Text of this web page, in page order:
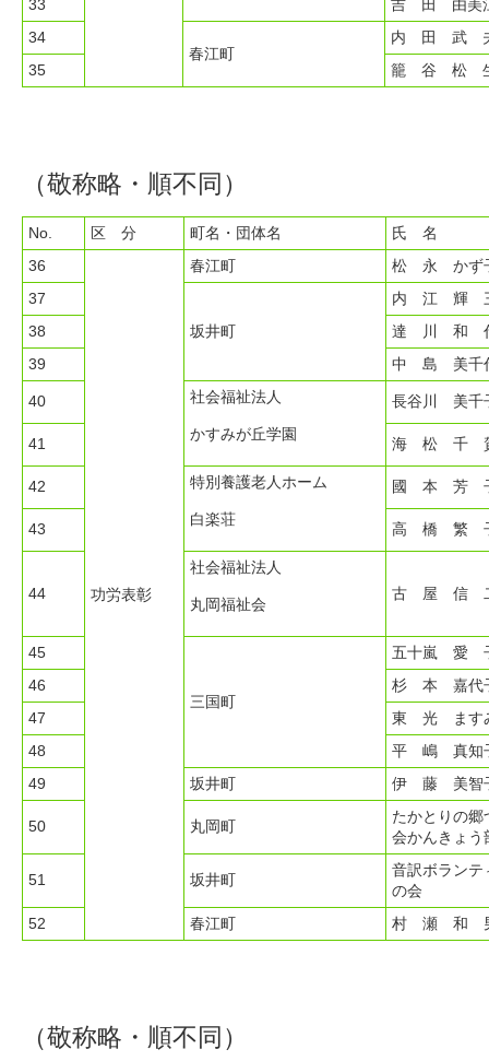
33
吉 田 由美
34
春江町
内 田 武
35
籠 谷 松
（敬称略・順不同）
No. 区 分 町名・団体名
氏 名
36
功労表彰
春江町
松 永 かず
37
坂井町
内 江 輝
38
達 川 和
39
中 島 美千
40 社会福祉法人
かすみが丘学園
長谷川 美千
41 海 松 千
42 特別養護老人ホーム
白楽荘
國 本 芳
43 高 橋 繁
44
社会福祉法人
丸岡福祉会
古 屋 信
45
三国町
五十嵐 愛
46
杉 本 嘉代
47
東 光 ます
48
平 嶋 真知
49
坂井町 伊 藤 美智
50 丸岡町
たかとりの郷
会かんきょう
51 坂井町
音訳ボランテ
の会
52
春江町 村 瀬 和
（敬称略・順不同）